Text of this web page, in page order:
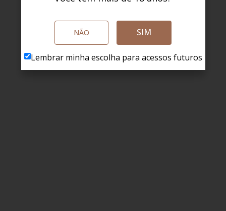
NÃO SIM
Lembrar minha escolha para acessos futuros